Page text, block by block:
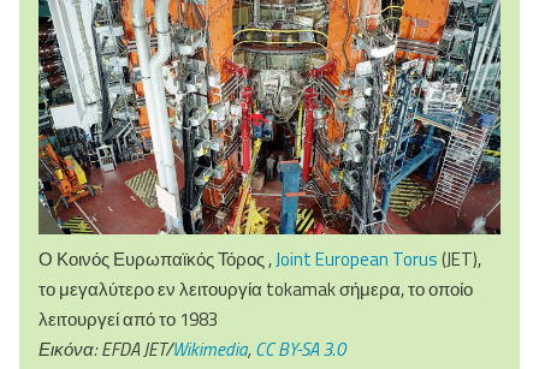
Ο Κοινός Ευρωπαϊκός Τόρος ,Joint European Torus(JET),
το μεγαλύτερο εν λειτουργία tokamak σήμερα, το οποίο
λειτουργεί από το 1983
Εικόνα:EFDA JET/Wikimedia,CC BY-SA 3.0